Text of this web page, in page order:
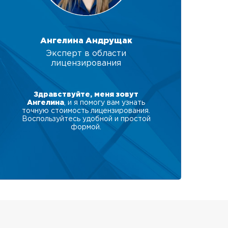
Ангелина Андрущак
Эксперт в области
лицензирования
Здравствуйте, меня зовут
Ангелина , и я помогу вам узнать
точную стоимость лицензирования.
Воспользуйтесь удобной и простой
формой.